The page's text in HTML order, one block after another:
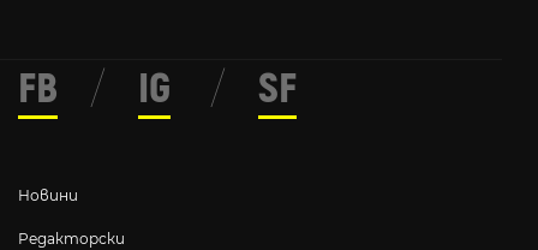
Новини
Редакторски
FB / IG / SF